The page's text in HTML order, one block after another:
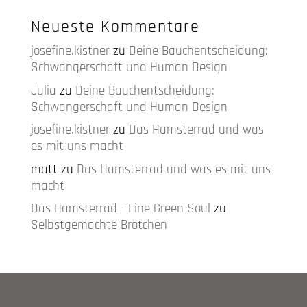
Neueste Kommentare
josefine.kistnerzu Deine Bauchentscheidung:
Schwangerschaft und Human Design
Julia zu Deine Bauchentscheidung:
Schwangerschaft und Human Design
josefine.kistnerzu Das Hamsterrad und was
es mit uns macht
matt zu Das Hamsterrad und was es mit uns
macht
Das Hamsterrad - Fine Green Soul zu
Selbstgemachte Brötchen